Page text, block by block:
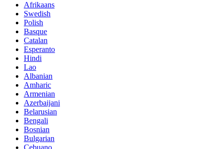
Afrikaans
Swedish
Polish
Basque
Catalan
Esperanto
Hindi
Lao
Albanian
Amharic
Armenian
Azerbaijani
Belarusian
Bengali
Bosnian
Bulgarian
Cebuano